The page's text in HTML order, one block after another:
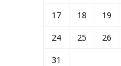
17
18 19
24
25 26
31